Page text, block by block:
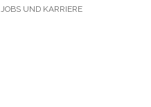
JOBS UND KARRIERE